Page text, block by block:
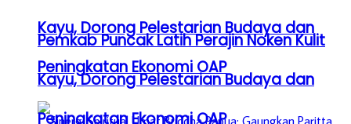
Kayu, Dorong Pelestarian Budaya dan
Peningkatan Ekonomi OAP
Pemkab Puncak Latih Perajin Noken Kulit
Kayu, Dorong Pelestarian Budaya dan
Peningkatan Ekonomi OAP